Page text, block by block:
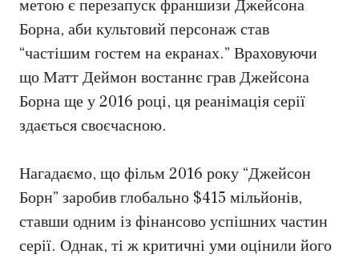
метою є перезапуск франшизи Джейсона
Борна, аби культовий персонаж став
“частішим гостем на екранах.” Враховуючи
що Матт Деймон востаннє грав Джейсона
Борна ще у 2016 році, ця реанімація серії
здається своєчасною.
Нагадаємо, що фільм 2016 року “Джейсон
Борн” заробив глобально $415 мільйонів,
ставши одним із фінансово успішних частин
серії. Однак, ті ж критичні уми оцінили його